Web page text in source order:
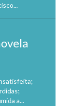
a...